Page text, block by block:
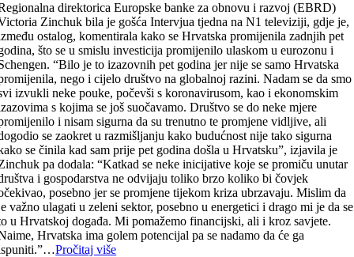
direktorica Europske banke za obnovu i razvoj (EBRD)
Zinchuk bila je gošća Intervjua tjedna na N1 televiziji, gdje je,
ostalog, komentirala kako se Hrvatska promijenila zadnjih pet
što se u smislu investicija promijenilo ulaskom u eurozonu i
“Bilo je to izazovnih pet godina jer nije se samo Hrvatska
nego i cijelo društvo na globalnoj razini. Nadam se da smo
izvukli neke pouke, počevši s koronavirusom, kao i ekonomskim
s kojima se još suočavamo. Društvo se do neke mjere
i nisam sigurna da su trenutno te promjene vidljive, ali
se zaokret u razmišljanju kako budućnost nije tako sigurna
se činila kad sam prije pet godina došla u Hrvatsku”, izjavila je
pa dodala: “Katkad se neke inicijative koje se promiču unutar
i gospodarstva ne odvijaju toliko brzo koliko bi čovjek
posebno jer se promjene tijekom kriza ubrzavaju. Mislim da
važno ulagati u zeleni sektor, posebno u energetici i drago mi je da se
u Hrvatskoj događa. Mi pomažemo financijski, ali i kroz savjete.
Hrvatska ima golem potencijal pa se nadamo da će ga
Pročitaj više